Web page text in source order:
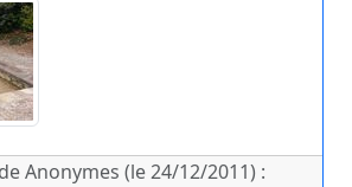
Anonymes (le 24/12/2011) :